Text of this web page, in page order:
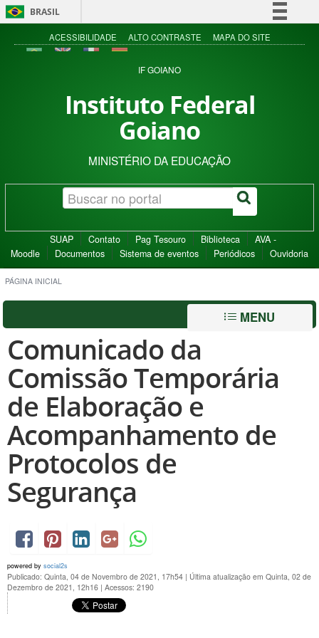
BRASIL
Simplifique!
Acesso à informação
ACESSIBILIDADE ALTO CONTRASTE MAPA DO SITE
IF GOIANO
Instituto Federal
Goiano
MINISTÉRIO DA EDUCAÇÃO
SUAP Contato Pag Tesouro Biblioteca
AVA -
Moodle
Documentos Sistema de eventos Periódicos Ouvidoria
PÁGINA INICIAL
MENU
Comunicado da
Comissão Temporária
de Elaboração e
Acompanhamento de
Protocolos de
Segurança
powered by social2s
Publicado: Quinta, 04 de Novembro de 2021, 17h54 | Última atualização em Quinta, 02 de
Dezembro de 2021, 12h16 | Acessos: 2190